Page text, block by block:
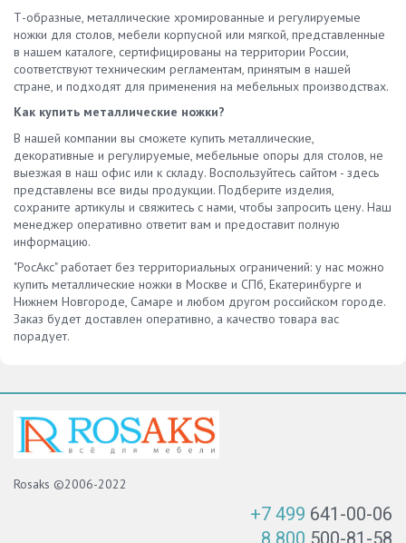
Т-образные, металлические хромированные и регулируемые
ножки для столов, мебели корпусной или мягкой, представленные
в нашем каталоге, сертифицированы на территории России,
соответствуют техническим регламентам, принятым в нашей
стране, и подходят для применения на мебельных производствах.
Как купить металлические ножки?
В нашей компании вы сможете купить металлические,
декоративные и регулируемые, мебельные опоры для столов, не
выезжая в наш офис или к складу. Воспользуйтесь сайтом - здесь
представлены все виды продукции. Подберите изделия,
сохраните артикулы и свяжитесь с нами, чтобы запросить цену. Наш
менеджер оперативно ответит вам и предоставит полную
информацию.
"РосАкс" работает без территориальных ограничений: у нас можно
купить металлические ножки в Москве и СПб, Екатеринбурге и
Нижнем Новгороде, Самаре и любом другом российском городе.
Заказ будет доставлен оперативно, а качество товара вас
порадует.
Rosaks ©2006-2022
+7 499 641-00-06
8 800 500-81-58